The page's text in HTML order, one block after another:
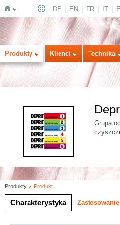
Strona
DE EN FR IT
Produkty Klienci Technika
Grupa
Produkty Produkt
Charakterystyka Zastosowanie